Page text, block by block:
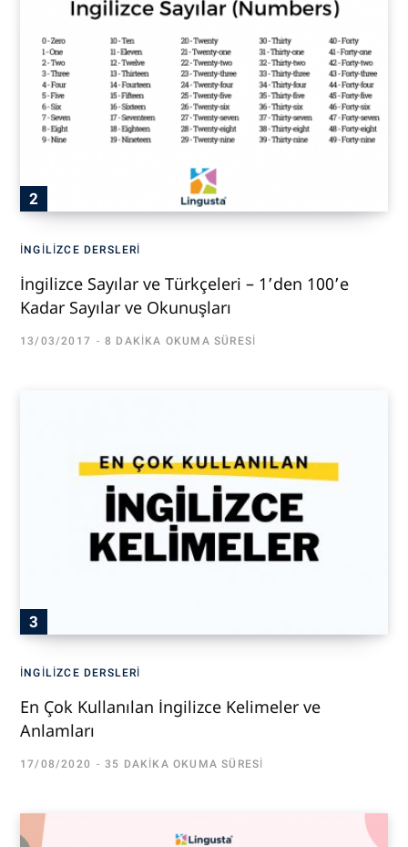
İNGILIZCE DERSLERI
İngilizce Sayılar ve Türkçeleri – 1’den 100’e
Kadar Sayılar ve Okunuşları
13/03/2017 8 DAKIKA OKUMA SÜRESI
İNGILIZCE DERSLERI
En Çok Kullanılan İngilizce Kelimeler ve
Anlamları
17/08/2020 35 DAKIKA OKUMA SÜRESI